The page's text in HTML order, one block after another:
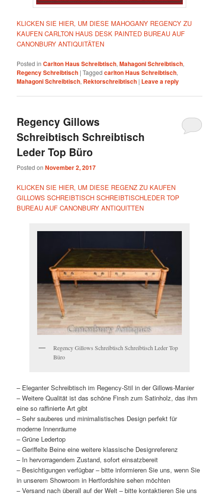
KLICKEN SIE HIER, UM DIESE MAHOGANY REGENCY ZU
KAUFEN CARLTON HAUS DESK PAINTED BUREAU AUF
CANONBURY ANTIQUITÄTEN
Posted in Carlton Haus Schreibtisch,Mahagoni Schreibtisch,
Regency Schreibtisch |Tagged carlton Haus Schreibtisch,
Mahagoni Schreibtisch, Rektorschreibtisch | Leave a reply
Regency Gillows
Schreibtisch Schreibtisch
Leder Top Büro
Posted onNovember 2, 2017
KLICKEN SIE HIER, UM DIESE REGENZ ZU KAUFEN
GILLOWS SCHREIBTISCH SCHREIBTISCHLEDER TOP
BUREAU AUF CANONBURY ANTIQUITTEN
Regency Gillows Schreibtisch Schreibtisch Leder Top
Büro
– Eleganter Schreibtisch im Regency-Stil in der Gillows-Manier
– Weitere Qualität ist das schöne Finsh zum Satinholz, das ihm
eine so raffinierte Art gibt
– Sehr sauberes und minimalistisches Design perfekt für
moderne Innenräume
– Grüne Ledertop
– Geriffelte Beine eine weitere klassische Designreferenz
– In hervorragendem Zustand, sofort einsatzbereit
– Besichtigungen verfügbar – bitte informieren Sie uns, wenn Sie
in unserem Showroom in Hertfordshire sehen möchten
– Versand nach überall auf der Welt – bitte kontaktieren Sie uns